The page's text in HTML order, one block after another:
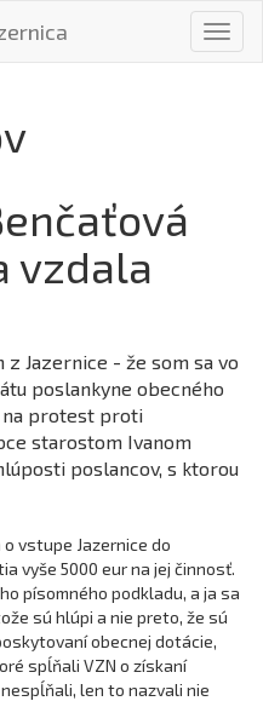
vzdala
z Jazernice - že som sa vo
poslankyne obecného
na protest proti
starostom Ivanom
poslancov, s ktorou
vstupe Jazernice do
vyše 5000 eur na jej činnosť.
písomného podkladu, a ja sa
sú hlúpi a nie preto, že sú
obecnej dotácie,
spĺňali VZN o získaní
len to nazvali nie